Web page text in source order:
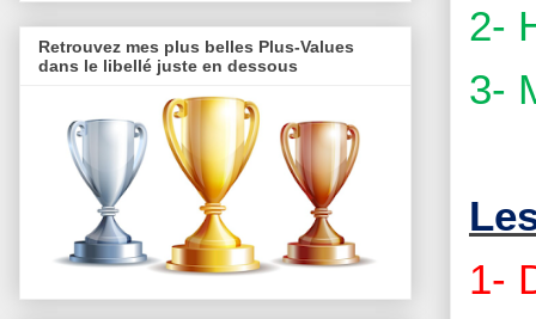
2-
3-
1-
Retrouvez mes plus belles Plus-Values
dans le libellé juste en dessous